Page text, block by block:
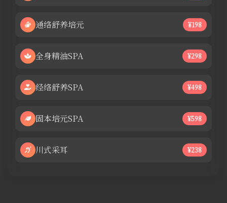
通络舒养培元 ¥198
全身精油SPA ¥298
经络舒养SPA ¥498
固本培元SPA ¥598
川式采耳 ¥238